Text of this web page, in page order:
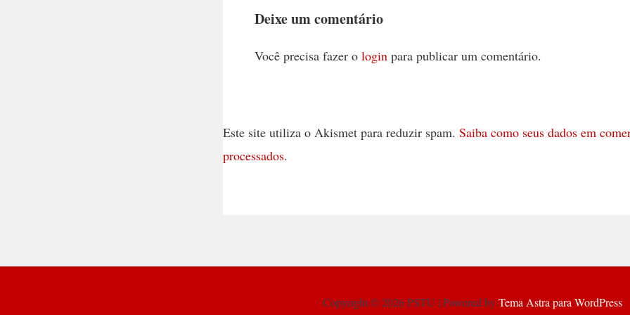
Deixe um comentário
Você precisa fazer o login para publicar um comentário.
Este site utiliza o Akismet para reduzir spam. Saiba como seus dados em
processados.
Copyright © 2026 PSTU | Powered byTema Astra para WordPress